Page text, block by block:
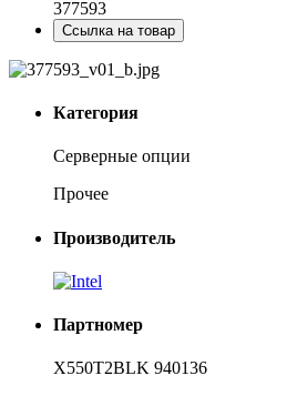
377593
Ссылка на товар
Категория
Серверные опции
Прочее
Производитель
Партномер
X550T2BLK 940136